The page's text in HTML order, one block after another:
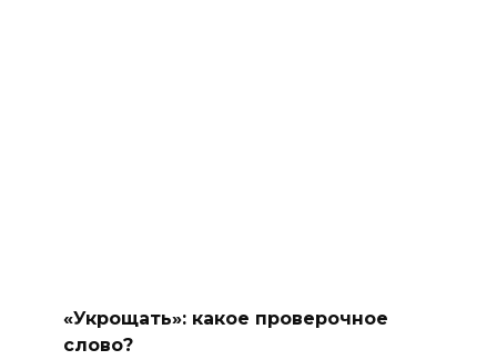
«Укрощать»: какое проверочное
слово?